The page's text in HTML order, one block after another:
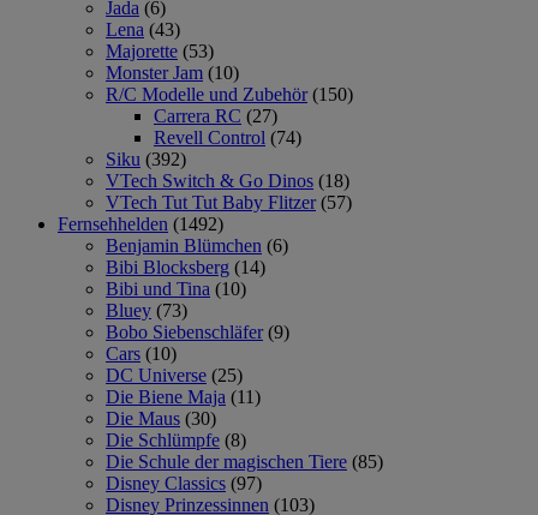
Jada (6)
Lena (43)
Majorette (53)
Monster Jam (10)
R/C Modelle und Zubehör (150)
Carrera RC (27)
Revell Control (74)
Siku (392)
VTech Switch & Go Dinos (18)
VTech Tut Tut Baby Flitzer (57)
Fernsehhelden (1492)
Benjamin Blümchen (6)
Bibi Blocksberg (14)
Bibi und Tina (10)
Bluey (73)
Bobo Siebenschläfer (9)
Cars (10)
DC Universe (25)
Die Biene Maja (11)
Die Maus (30)
Die Schlümpfe (8)
Die Schule der magischen Tiere (85)
Disney Classics (97)
Disney Prinzessinnen (103)